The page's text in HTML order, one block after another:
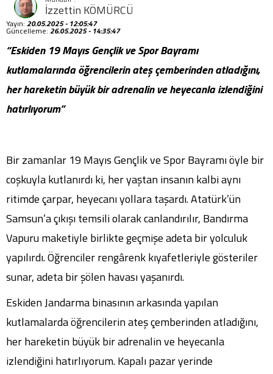
İzzettin KÖMÜRCÜ
Yayın: 20.05.2025 - 12:05:47
Güncelleme: 26.05.2025 - 14:35:47
“Eskiden 19 Mayıs Gençlik ve Spor Bayramı
kutlamalarında öğrencilerin ateş çemberinden atladığını,
her hareketin büyük bir adrenalin ve heyecanla izlendiğini
hatırlıyorum”
Bir zamanlar 19 Mayıs Gençlik ve Spor Bayramı öyle bir
coşkuyla kutlanırdı ki, her yaştan insanın kalbi aynı
ritimde çarpar, heyecanı yollara taşardı. Atatürk’ün
Samsun’a çıkışı temsili olarak canlandırılır, Bandırma
Vapuru maketiyle birlikte geçmişe adeta bir yolculuk
yapılırdı. Öğrenciler rengârenk kıyafetleriyle gösteriler
sunar, adeta bir şölen havası yaşanırdı.
Eskiden Jandarma binasının arkasında yapılan
kutlamalarda öğrencilerin ateş çemberinden atladığını,
her hareketin büyük bir adrenalin ve heyecanla
izlendiğini hatırlıyorum. Kapalı pazar yerinde